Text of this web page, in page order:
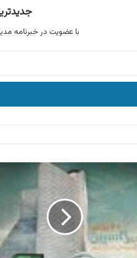
با عضویت در خبرنامه